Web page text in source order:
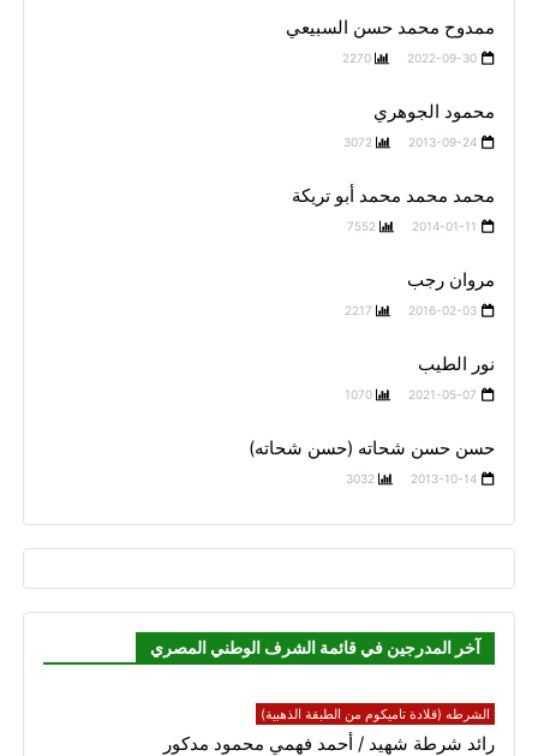
ممدوح محمد حسن السبيعي
2022-09-30
2270
محمود الجوهري
2013-09-24
3072
محمد محمد محمد أبو تريكة
2014-01-11
7552
مروان رجب
2016-02-03
2217
نور الطيب
2021-05-07
1070
حسن حسن شحاته (حسن شحاته)
2013-10-14
3032
آخر المدرجين في قائمة الشرف الوطني المصري
الشرطه (قلادة تاميكوم من الطبقة الذهبية)
رائد شرطة شهيد / أحمد فهمي محمود مدكور